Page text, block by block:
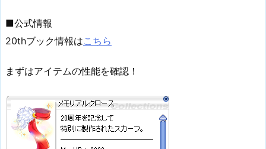
■公式情報
20thブック情報はこちら
まずはアイテムの性能を確認！